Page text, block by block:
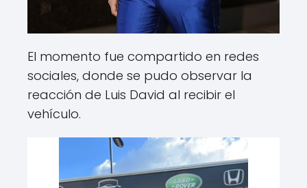
El momento fue compartido en redes
sociales, donde se pudo observar la
reacción de Luis David al recibir el
vehículo.